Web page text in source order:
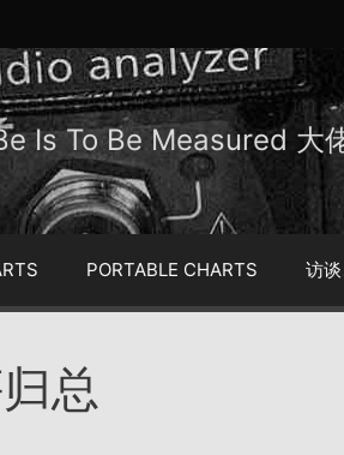
Is To Be Measured 大
PORTABLE CHARTS 访
总